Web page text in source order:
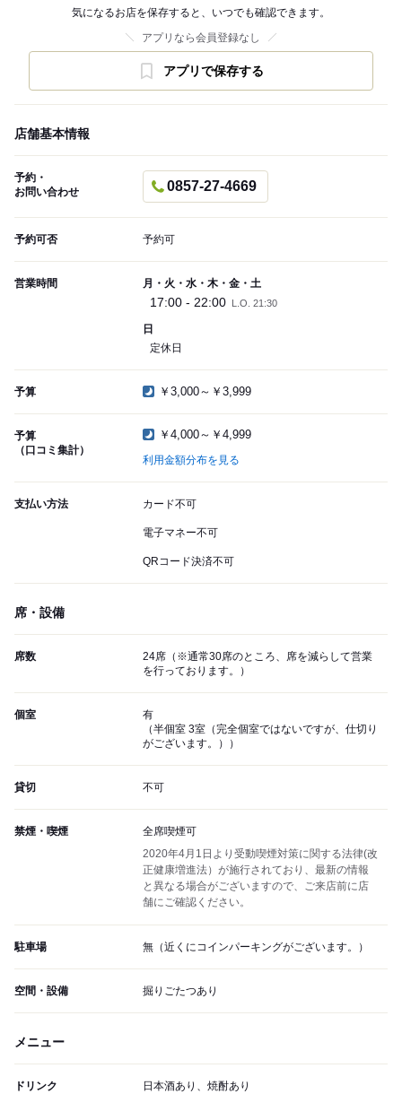
気になるお店を保存すると、いつでも確認できます。
アプリなら会員登録なし
アプリで保存する
店舗基本情報
予約・
お問い合わせ
0857-27-4669
予約可否 予約可
営業時間 月・火・水・木・金・土
17:00 - 22:00 L.O. 21:30
日
定休日
予算 ￥3,000～￥3,999
予算
（口コミ集計）
￥4,000～￥4,999
利用金額分布を見る
支払い方法 カード不可
電子マネー不可
QRコード決済不可
席・設備
席数
24席（※通常30席のところ、席を減らして営業
を行っております。）
個室
有
（半個室 3室（完全個室ではないですが、仕切り
がございます。））
貸切 不可
禁煙・喫煙
全席喫煙可
2020年4月1日より受動喫煙対策に関する法律(改
正健康増進法）が施行されており、最新の情報
と異なる場合がございますので、ご来店前に店
舗にご確認ください。
駐車場 無（近くにコインパーキングがございます。）
空間・設備 掘りごたつあり
メニュー
ドリンク 日本酒あり、焼酎あり